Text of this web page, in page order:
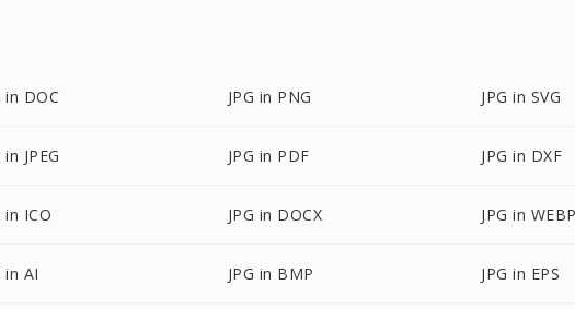
in DOC JPG in PNG JPG in SVG
in JPEG JPG in PDF JPG in DXF
in ICO JPG in DOCX JPG in
in AI JPG in BMP JPG in EPS